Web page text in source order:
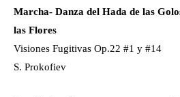
Marcha- Danza del Hada de las
las Flores
Visiones Fugitivas Op.22 #1 y #14
S. Prokofiev